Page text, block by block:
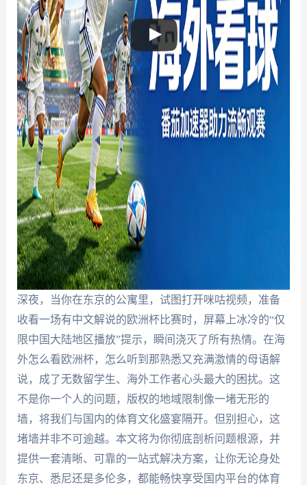
深夜，当你在东京的公寓里，试图打开咪咕视频，准备
收看一场有中文解说的欧洲杯比赛时，屏幕上冰冷的“仅
限中国大陆地区播放”提示，瞬间浇灭了所有热情。在海
外怎么看欧洲杯，怎么听到那熟悉又充满激情的母语解
说，成了无数留学生、海外工作者心头最大的困扰。这
不是你一个人的问题，版权的地域限制像一堵无形的
墙，将我们与国内的体育文化盛宴隔开。但别担心，这
堵墙并非不可逾越。本文将为你彻底剖析问题根源，并
提供一套清晰、可靠的一站式解决方案，让你无论身处
东京、悉尼还是多伦多，都能畅快享受国内平台的体育